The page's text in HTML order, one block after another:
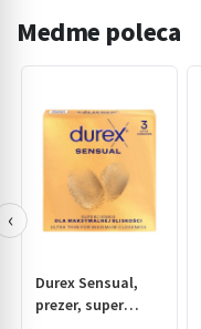
Medme poleca
Durex Sensual,
prezer, super
‹